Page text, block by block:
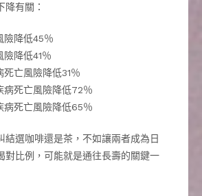
降有關：
險降低45％
險降低41％
死亡風險降低31％
病死亡風險降低72％
病死亡風險降低65％
結選咖啡還是茶，不如讓兩者成為日
對比例，可能就是通往長壽的關鍵一